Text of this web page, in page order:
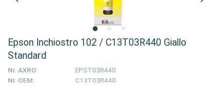
Epson Inchiostro 102 / C13T03R440 Giallo
Standard
Nr. AXRO:
EPST03R440
Nr. OEM:
C13T03R440